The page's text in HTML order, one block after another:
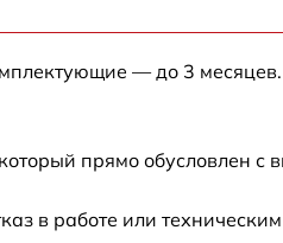
от 60 мин
— до 3 месяцев.
прямо обусловлен
в работе или